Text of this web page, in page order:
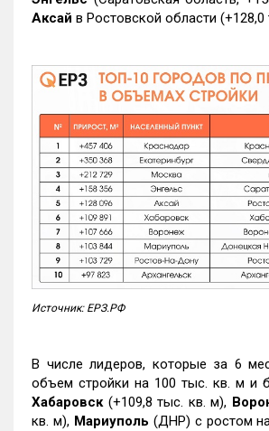
Аксай в Ростовской области (+128,0
Источник: ЕРЗ.РФ
В числе лидеров, которые за 6
объем стройки на 100 тыс. кв. м и
Хабаровск (+109,8 тыс. кв. м),
кв. м), Мариуполь (ДНР) с ростом